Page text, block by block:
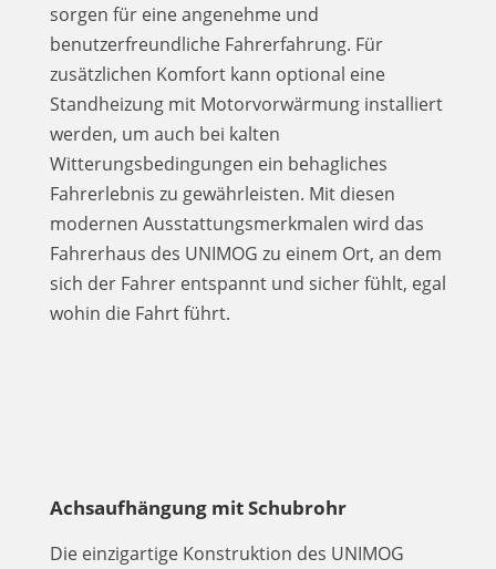
sorgen für eine angenehme und
benutzerfreundliche Fahrerfahrung. Für
zusätzlichen Komfort kann optional eine
Standheizung mit Motorvorwärmung installiert
werden, um auch bei kalten
Witterungsbedingungen ein behagliches
Fahrerlebnis zu gewährleisten. Mit diesen
modernen Ausstattungsmerkmalen wird das
Fahrerhaus des UNIMOG zu einem Ort, an dem
sich der Fahrer entspannt und sicher fühlt, egal
wohin die Fahrt führt.
Achsaufhängung mit Schubrohr
Die einzigartige Konstruktion des UNIMOG